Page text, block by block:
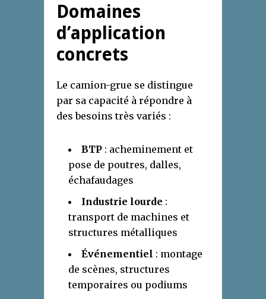
Domaines
d’application
concrets
Le camion-grue se distingue
par sa capacité à répondre à
des besoins très variés :
BTP : acheminement et
pose de poutres, dalles,
échafaudages
Industrie lourde :
transport de machines et
structures métalliques
Événementiel : montage
de scènes, structures
temporaires ou podiums